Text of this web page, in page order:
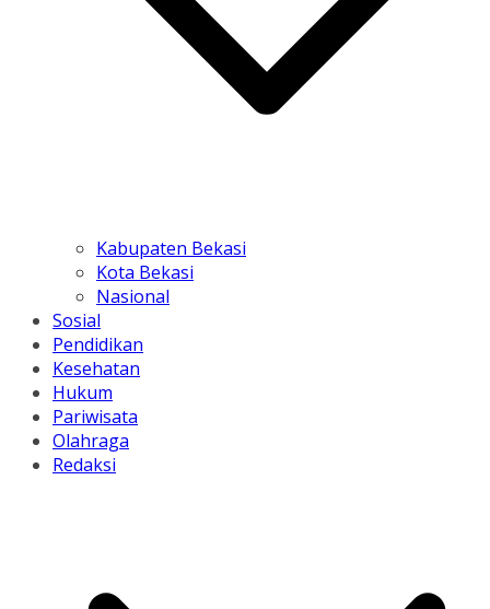
Kabupaten Bekasi
Kota Bekasi
Nasional
Sosial
Pendidikan
Kesehatan
Hukum
Pariwisata
Olahraga
Redaksi